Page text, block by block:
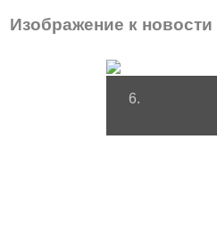
Изображение к новости
6.